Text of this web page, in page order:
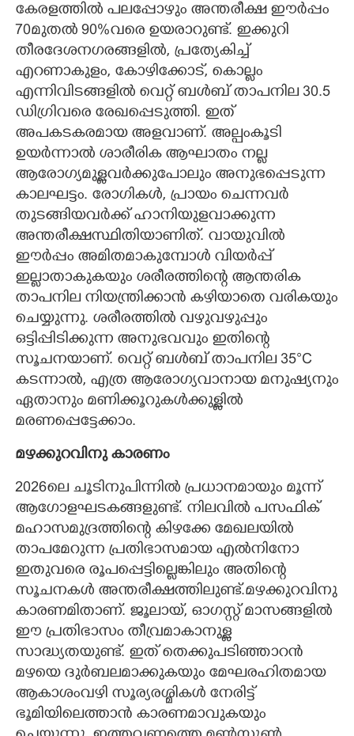
കേരളത്തിൽ പലപ്പോഴും അന്തരീക്ഷ ഈർപ്പം
70മുതൽ 90%വരെ ഉയരാറുണ്ട്. ഇക്കുറി
തീരദേശനഗരങ്ങളിൽ, പ്രത്യേകിച്ച്
എറണാകുളം, കോഴിക്കോട്, കൊല്ലം
എന്നിവിടങ്ങളിൽ വെറ്റ് ബൾബ് താപനില 30.5
ഡിഗ്രിവരെ രേഖപ്പെടുത്തി. ഇത്
അപകടകരമായ അളവാണ്. അല്പംകൂടി
ഉയർന്നാൽ ശാരീരിക ആഘാതം നല്ല
ആരോഗ്യമുള്ളവർക്കുപോലും അനുഭപ്പെടുന്ന
കാലഘട്ടം. രോഗികൾ, പ്രായം ചെന്നവർ
തുടങ്ങിയവർക്ക് ഹാനിയുളവാക്കുന്ന
അന്തരീക്ഷസ്ഥിതിയാണിത്. വായുവിൽ
ഈർപ്പം അമിതമാകുമ്പോൾ വിയർപ്പ്
ഇല്ലാതാകുകയും ശരീരത്തിന്റെ ആന്തരിക
താപനില നിയന്ത്രിക്കാൻ കഴിയാതെ വരികയും
ചെയ്യുന്നു. ശരീരത്തിൽ വഴുവഴുപ്പും
ഒട്ടിപ്പിടിക്കുന്ന അനുഭവവും ഇതിന്റെ
സൂചനയാണ്. വെറ്റ് ബൾബ് താപനില 35°C
കടന്നാൽ, എത്ര ആരോഗ്യവാനായ മനുഷ്യനും
ഏതാനും മണിക്കൂറുകൾക്കുള്ളിൽ
മരണപ്പെട്ടേക്കാം.
മഴക്കുറവിനു കാരണം
2026ലെ ചൂടിനുപിന്നിൽ പ്രധാനമായും മൂന്ന്
ആഗോളഘടകങ്ങളുണ്ട്. നിലവിൽ പസഫിക്
മഹാസമുദ്രത്തിന്റെ കിഴക്കേ മേഖലയിൽ
താപമേറുന്ന പ്രതിഭാസമായ എൽനിനോ
ഇതുവരെ രൂപപ്പെട്ടില്ലെങ്കിലും അതിന്റെ
സൂചനകൾ അന്തരീക്ഷത്തിലുണ്ട്.മഴക്കുറവിനു
കാരണമിതാണ്. ജൂലായ്, ഓഗസ്റ്റ് മാസങ്ങളിൽ
ഈ പ്രതിഭാസം തീവ്രമാകാനുള്ള
സാദ്ധ്യതയുണ്ട്. ഇത് തെക്കുപടിഞ്ഞാറൻ
മഴയെ ദുർബലമാക്കുകയും മേഘരഹിതമായ
ആകാശംവഴി സൂര്യരശ്മികൾ നേരിട്ട്
ഭൂമിയിലെത്താൻ കാരണമാവുകയും